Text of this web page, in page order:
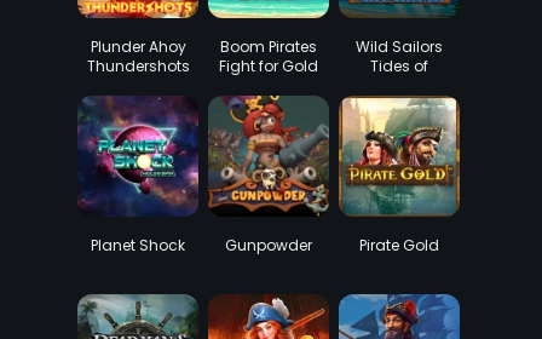
Plunder Ahoy
Thundershots
Boom Pirates
Fight for Gold
Wild Sailors
Tides of
Planet Shock Gunpowder Pirate Gold